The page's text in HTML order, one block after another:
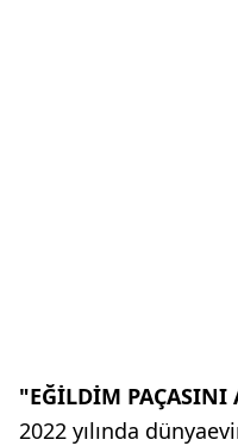
"EĞİLDİM PAÇASINI
2022 yılında